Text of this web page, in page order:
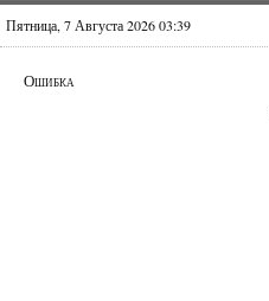
Пятница, 7 Августа 2026 03:39
Ошибка